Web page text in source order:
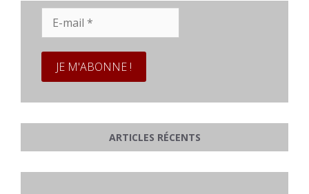
mail
ARTICLES RÉCENTS